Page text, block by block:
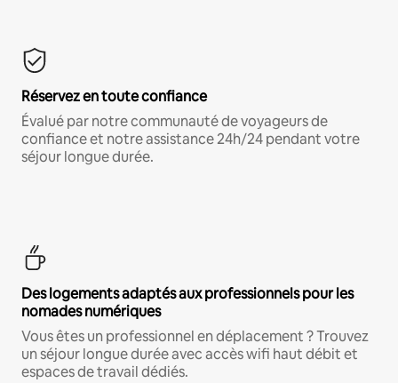
Réservez en toute confiance
Évalué par notre communauté de voyageurs de
confiance et notre assistance 24h/24 pendant votre
séjour longue durée.
Des logements adaptés aux professionnels pour les
nomades numériques
Vous êtes un professionnel en déplacement ? Trouvez
un séjour longue durée avec accès wifi haut débit et
espaces de travail dédiés.